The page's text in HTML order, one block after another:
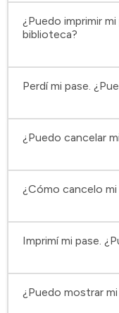
¿Puedo imprimir
biblioteca?
Perdí mi pase.
¿Puedo cancelar
¿Cómo cancelo mi
Imprimí mi pase.
¿Puedo mostrar